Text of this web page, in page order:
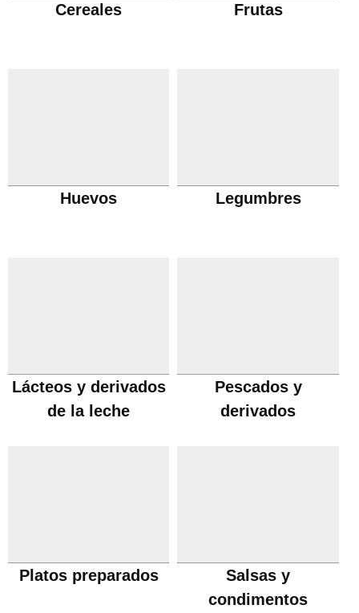
Cereales Frutas
Huevos Legumbres
Lácteos y derivados
de la leche
Pescados y
derivados
Platos preparados
Salsas y
condimentos